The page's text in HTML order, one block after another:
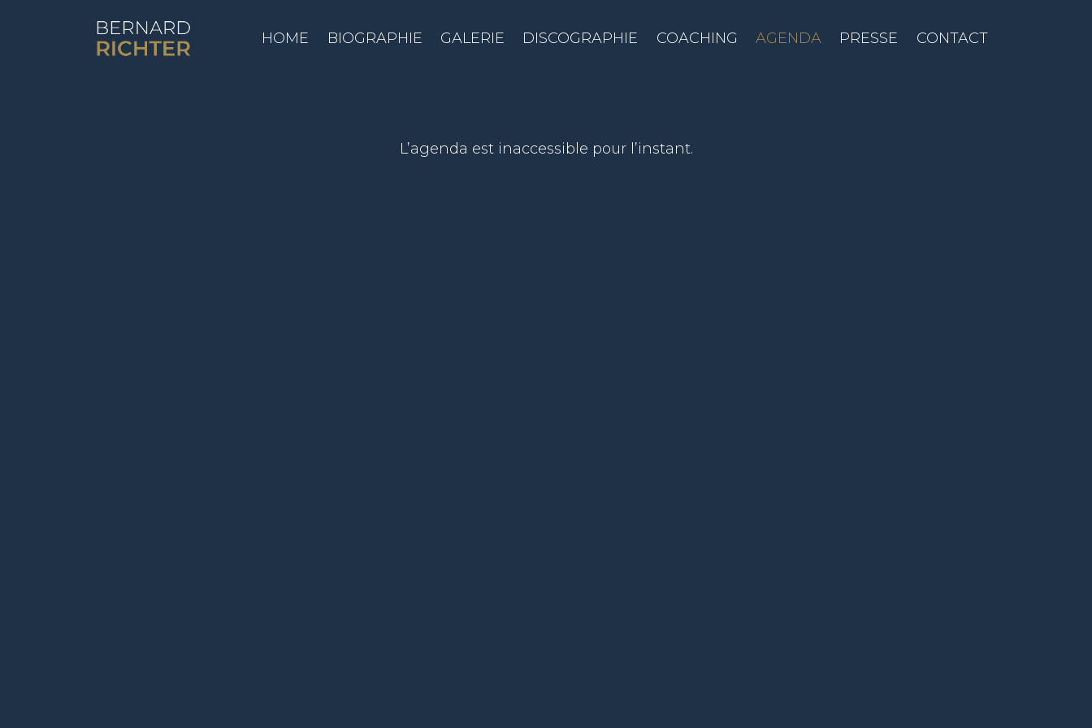
HOME BIOGRAPHIE GALERIE DISCOGRAPHIE COACHING AGENDA PRESSE CONTACT
L’agenda est inaccessible pour l’instant.